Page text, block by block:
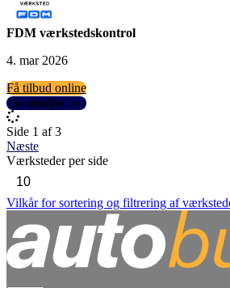
FDM værkstedskontrol
4. mar 2026
Få tilbud online
Se detaljer
Side 1 af 3
Næste
Værksteder per side
Vilkår for sortering og filtrering af